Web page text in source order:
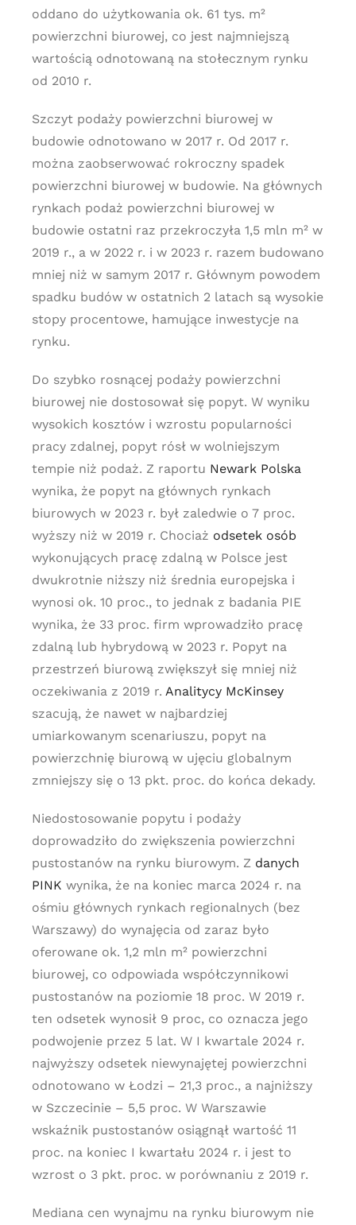
oddano do użytkowania ok. 61 tys. m²
powierzchni biurowej, co jest najmniejszą
wartością odnotowaną na stołecznym rynku
od 2010 r.
Szczyt podaży powierzchni biurowej w
budowie odnotowano w 2017 r. Od 2017 r.
można zaobserwować rokroczny spadek
powierzchni biurowej w budowie. Na głównych
rynkach podaż powierzchni biurowej w
budowie ostatni raz przekroczyła 1,5 mln m² w
2019 r., a w 2022 r. i w 2023 r. razem budowano
mniej niż w samym 2017 r. Głównym powodem
spadku budów w ostatnich 2 latach są wysokie
stopy procentowe, hamujące inwestycje na
rynku.
Do szybko rosnącej podaży powierzchni
biurowej nie dostosował się popyt. W wyniku
wysokich kosztów i wzrostu popularności
pracy zdalnej, popyt rósł w wolniejszym
tempie niż podaż. Z raportu Newark Polska
wynika, że popyt na głównych rynkach
biurowych w 2023 r. był zaledwie o 7 proc.
wyższy niż w 2019 r. Chociaż odsetek osób
wykonujących pracę zdalną w Polsce jest
dwukrotnie niższy niż średnia europejska i
wynosi ok. 10 proc., to jednak z badania PIE
wynika, że 33 proc. firm wprowadziło pracę
zdalną lub hybrydową w 2023 r. Popyt na
przestrzeń biurową zwiększył się mniej niż
oczekiwania z 2019 r. Analitycy McKinsey
szacują, że nawet w najbardziej
umiarkowanym scenariuszu, popyt na
powierzchnię biurową w ujęciu globalnym
zmniejszy się o 13 pkt. proc. do końca dekady.
Niedostosowanie popytu i podaży
doprowadziło do zwiększenia powierzchni
pustostanów na rynku biurowym. Z danych
PINK wynika, że na koniec marca 2024 r. na
ośmiu głównych rynkach regionalnych (bez
Warszawy) do wynajęcia od zaraz było
oferowane ok. 1,2 mln m² powierzchni
biurowej, co odpowiada współczynnikowi
pustostanów na poziomie 18 proc. W 2019 r.
ten odsetek wynosił 9 proc, co oznacza jego
podwojenie przez 5 lat. W I kwartale 2024 r.
najwyższy odsetek niewynajętej powierzchni
odnotowano w Łodzi – 21,3 proc., a najniższy
w Szczecinie – 5,5 proc. W Warszawie
wskaźnik pustostanów osiągnął wartość 11
proc. na koniec I kwartału 2024 r. i jest to
wzrost o 3 pkt. proc. w porównaniu z 2019 r.
Mediana cen wynajmu na rynku biurowym nie